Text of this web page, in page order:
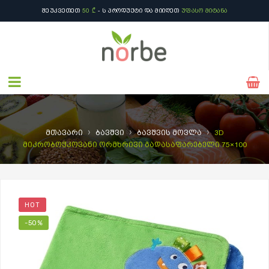
ᲨᲔᲣᲙᲕᲔᲗᲔᲗ 50 ₾ - Ს ᲞᲠᲝᲓᲣᲥᲢᲘ ᲓᲐ ᲛᲘᲘᲦᲔᲗ ᲣᲤᲐᲡᲝ ᲛᲘᲢᲐᲜᲐ
მთავარი › ბავშვი › ბავშვის მოვლა ›
3D
მიკრობოჭკოვანი ორმხრივი გადასაფარებელი 75×100
HOT
-50%